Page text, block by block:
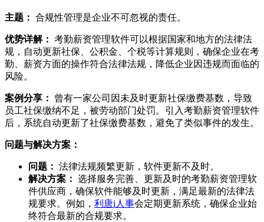
主题： 合规性管理是企业不可忽视的责任。
优势详解： 考勤薪资管理软件可以根据国家和地方的法律法
规，自动更新社保、公积金、个税等计算规则，确保企业在考
勤、薪资方面的操作符合法律法规，降低企业因违规而面临的
风险。
案例分享：
曾有一家公司因未及时更新社保缴费基数，导致
员工社保缴纳不足，被劳动部门处罚。引入考勤薪资管理软件
后，系统自动更新了社保缴费基数，避免了类似事件的发生。
问题与解决方案：
问题： 法律法规频繁更新，软件更新不及时。
解决方案： 选择服务完善、更新及时的考勤薪资管理软
件供应商，确保软件能够及时更新，满足最新的法律法
规要求。例如， 利唐i人事会定期更新系统，确保企业始
终符合最新的合规要求。